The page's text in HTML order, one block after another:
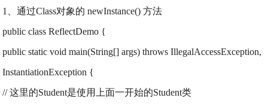
1、通过Class对象的 newInstance() 方法
public class ReflectDemo {
public static void main(String[] args) throws IllegalAccessException,
InstantiationException {
// 这里的Student是使用上面一开始的Student类